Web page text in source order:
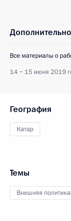
Дополнительно
Все материалы о
14 − 15 июня 2019
География
Катар
Темы
Внешняя политика